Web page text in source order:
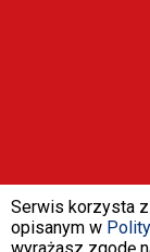
Serwis korzysta
opisanym w